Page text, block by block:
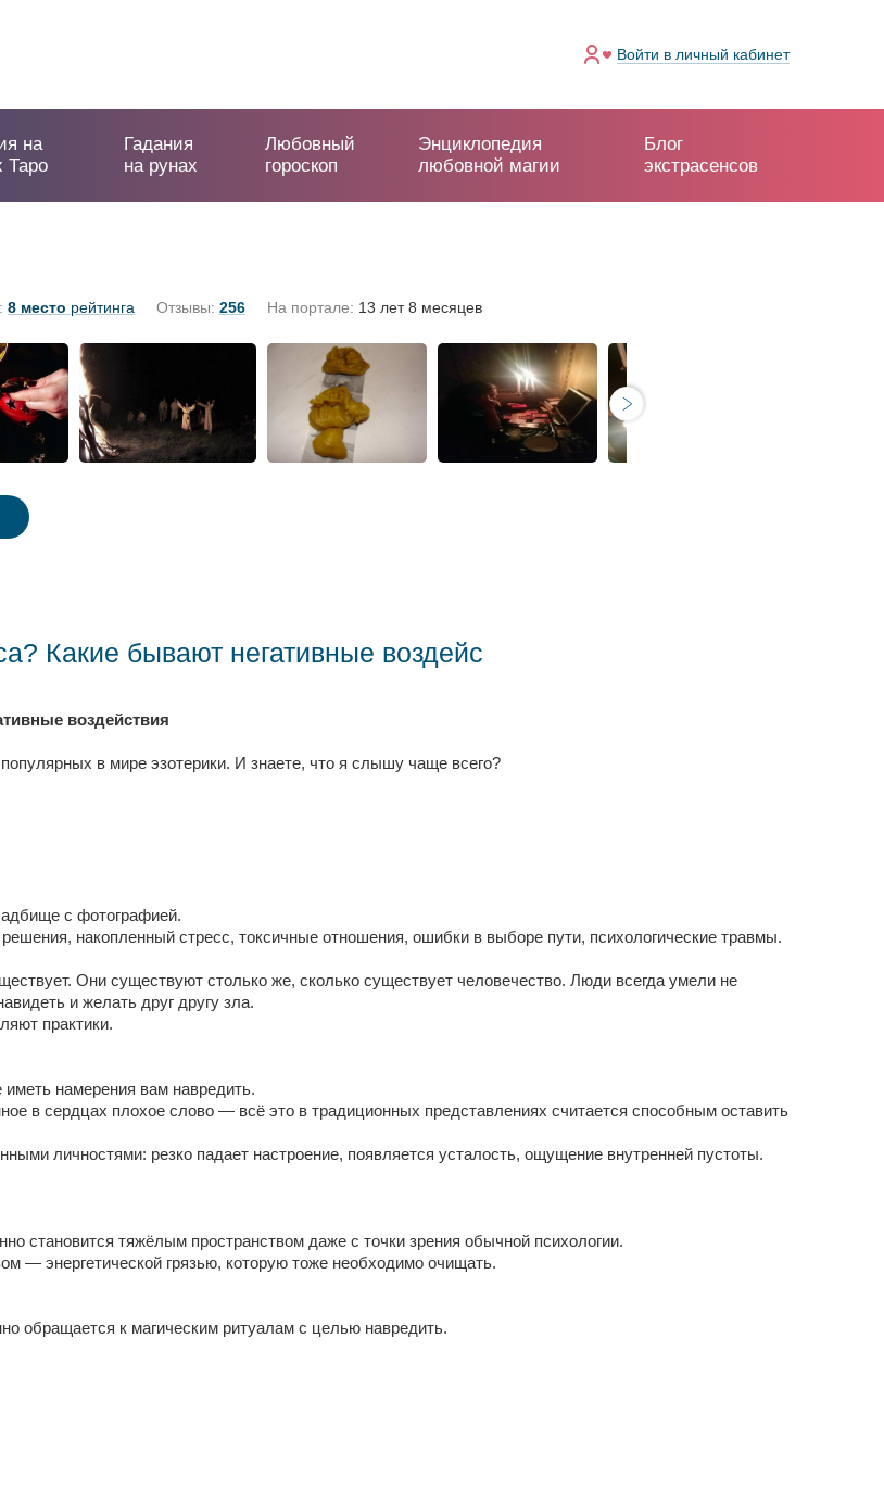
Войти в личный кабинет
на
Таро
Гадания
на рунах
Любовный
гороскоп
Энциклопедия
любовной магии
Блог
экстрасенсов
8 место рейтинга Отзывы: 256 На портале: 13 лет 8 месяцев
Какие бывают негативные воздейс
воздействия
в мире эзотерики. И знаете, что я слышу чаще всего?
с фотографией.
накопленный стресс, токсичные отношения, ошибки в выборе пути, психологические травмы.
Они существуют столько же, сколько существует человечество. Люди всегда умели не
и желать друг другу зла.
практики.
намерения вам навредить.
в сердцах плохое слово — всё это в традиционных представлениях считается способным оставить
личностями: резко падает настроение, появляется усталость, ощущение внутренней пустоты.
становится тяжёлым пространством даже с точки зрения обычной психологии.
— энергетической грязью, которую тоже необходимо очищать.
обращается к магическим ритуалам с целью навредить.